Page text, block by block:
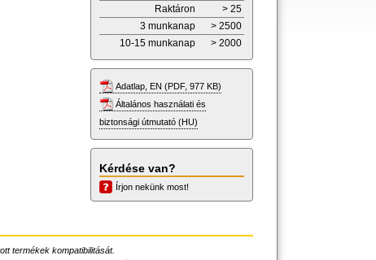
Raktáron
> 25
3 munkanap
> 2500
10-15 munkanap
> 2000
Adatlap, EN (PDF, 977 KB)
Általános használati és
biztonsági útmutató (HU)
Kérdése van?
Írjon nekünk most!
termékek kompatibilitását.